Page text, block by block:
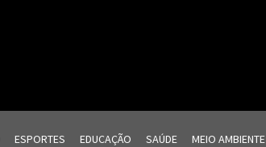
ESPORTES EDUCAÇÃO SAÚDE MEIO AMBIENTE